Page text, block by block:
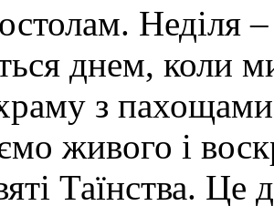
Неділя
днем, коли
з пахощами
живого і
Таїнства.